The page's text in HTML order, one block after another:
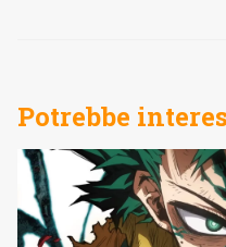
Potrebbe